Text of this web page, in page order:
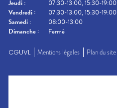
Jeudi :
07:30-13:00, 15:30-19:00
Vendredi :
07:30-13:00, 15:30-19:00
Samedi :
08:00-13:00
Dimanche : Fermé
CGUVL Mentions légales Plan du site